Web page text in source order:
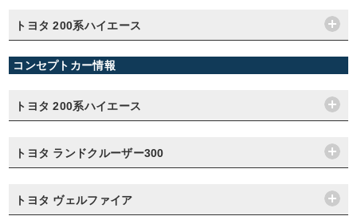
トヨタ 200系ハイエース
コンセプトカー情報
トヨタ 200系ハイエース
トヨタ ランドクルーザー300
トヨタ ヴェルファイア